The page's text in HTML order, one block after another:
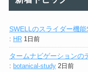
SWELLのスライダー機
: HR 1日前
タームナビゲーションの
: botanical-study 2日前